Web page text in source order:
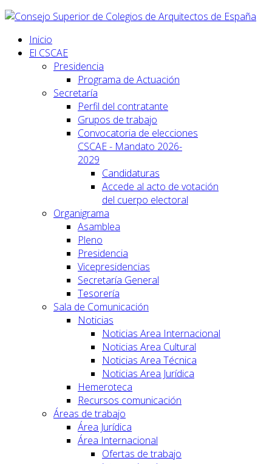
Inicio
El CSCAE
Presidencia
Programa de Actuación
Secretaría
Perfil del contratante
Grupos de trabajo
Convocatoria de elecciones
CSCAE - Mandato 2026-
2029
Candidaturas
Accede al acto de votación
del cuerpo electoral
Organigrama
Asamblea
Pleno
Presidencia
Vicepresidencias
Secretaría General
Tesorería
Sala de Comunicación
Noticias
Noticias Area Internacional
Noticias Area Cultural
Noticias Area Técnica
Noticias Area Jurídica
Hemeroteca
Recursos comunicación
Áreas de trabajo
Área Jurídica
Área Internacional
Ofertas de trabajo